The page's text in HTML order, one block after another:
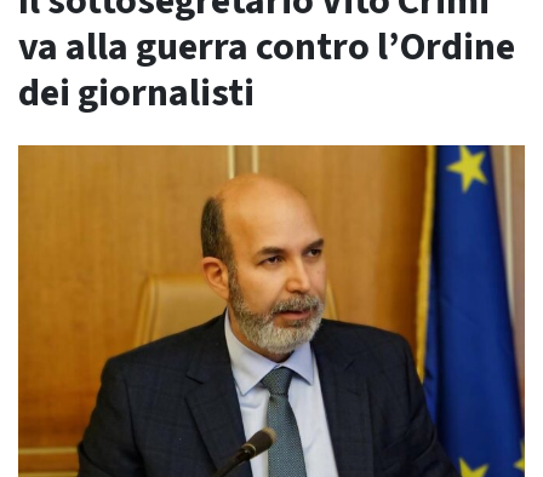
va alla guerra contro l’Ordine
dei giornalisti